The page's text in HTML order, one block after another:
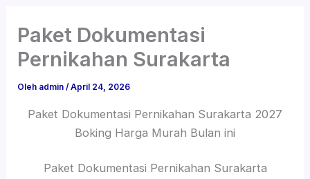
Paket Dokumentasi
Pernikahan Surakarta
Oleh admin/April 24, 2026
Paket Dokumentasi Pernikahan Surakarta 2027
Boking Harga Murah Bulan ini
Paket Dokumentasi Pernikahan Surakarta